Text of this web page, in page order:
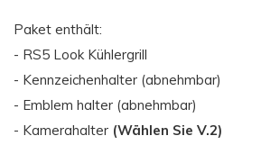
Paket enthält:
- RS5 Look Kühlergrill
- Kennzeichenhalter (abnehmbar)
- Emblem halter (abnehmbar)
- Kamerahalter (Wählen Sie V.2)